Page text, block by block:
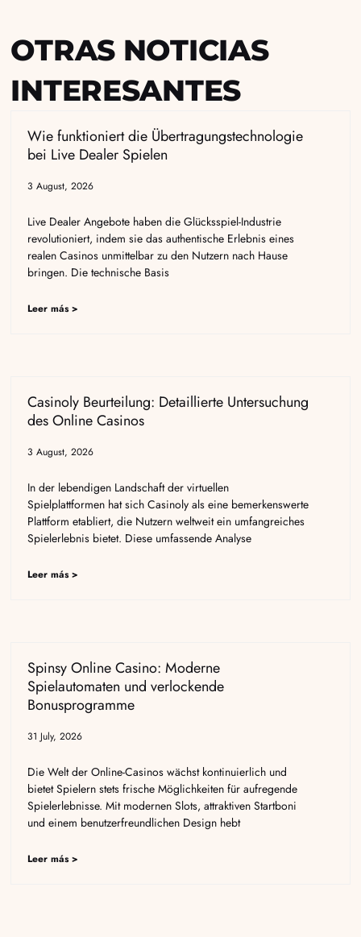
OTRAS NOTICIAS
INTERESANTES
Wie funktioniert die Übertragungstechnologie
bei Live Dealer Spielen
3 August, 2026
Live Dealer Angebote haben die Glücksspiel-Industrie
revolutioniert, indem sie das authentische Erlebnis eines
realen Casinos unmittelbar zu den Nutzern nach Hause
bringen. Die technische Basis
Leer más >
Casinoly Beurteilung: Detaillierte Untersuchung
des Online Casinos
3 August, 2026
In der lebendigen Landschaft der virtuellen
Spielplattformen hat sich Casinoly als eine bemerkenswerte
Plattform etabliert, die Nutzern weltweit ein umfangreiches
Spielerlebnis bietet. Diese umfassende Analyse
Leer más >
Spinsy Online Casino: Moderne
Spielautomaten und verlockende
Bonusprogramme
31 July, 2026
Die Welt der Online-Casinos wächst kontinuierlich und
bietet Spielern stets frische Möglichkeiten für aufregende
Spielerlebnisse. Mit modernen Slots, attraktiven Startboni
und einem benutzerfreundlichen Design hebt
Leer más >